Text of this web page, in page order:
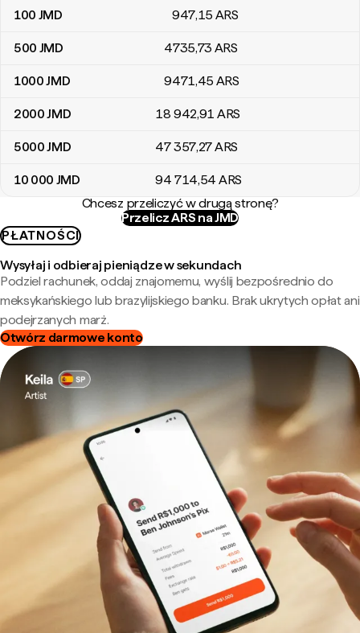
100 JMD 947,15 ARS
500 JMD 4735,73 ARS
1000JMD 9471,45 ARS
2000JMD 18 942,91 ARS
5000JMD 47 357,27ARS
10 000 JMD 94 714,54 ARS
Chcesz przeliczyć w drugą stronę?
Przelicz ARS na JMD
PŁATNOŚCI
Wysyłaj i odbieraj pieniądze w sekundach
Podziel rachunek, oddaj znajomemu, wyślij bezpośrednio do
meksykańskiego lub brazylijskiego banku. Brak ukrytych opłat ani
podejrzanych marż.
Otwórz darmowe konto